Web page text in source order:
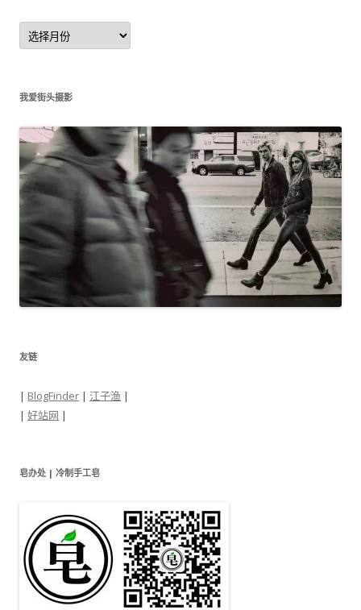
文
章
归
我爱街头摄影
友链
| BlogFinder | 江子渔 |
| 好站网 |
皂办处 | 冷制手工皂